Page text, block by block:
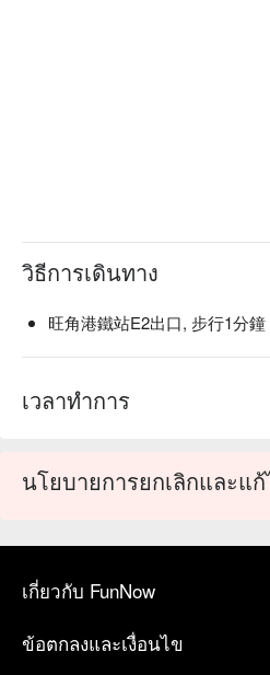
วิธีการเดินทาง
旺角港鐵站E2出口, 步行1分鐘
เวลาทำการ
นโยบายการยกเลิกและแ
เกี่ยวกับ FunNow
ข้อตกลงและเงื่อนไข